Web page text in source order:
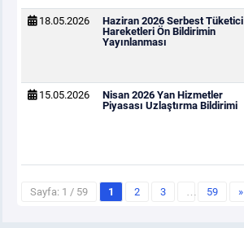
18.05.2026
Haziran 2026 Serbest Tüketici
Hareketleri Ön Bildirimin
Yayınlanması
15.05.2026
Nisan 2026 Yan Hizmetler
Piyasası Uzlaştırma Bildirimi
Sayfa: 1 / 59 1 2 3 … 59 »